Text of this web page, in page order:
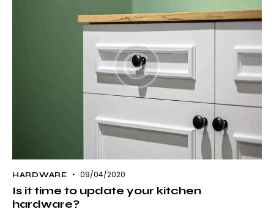
HARDWARE 09/04/2020
Is it time to update your kitchen
hardware?